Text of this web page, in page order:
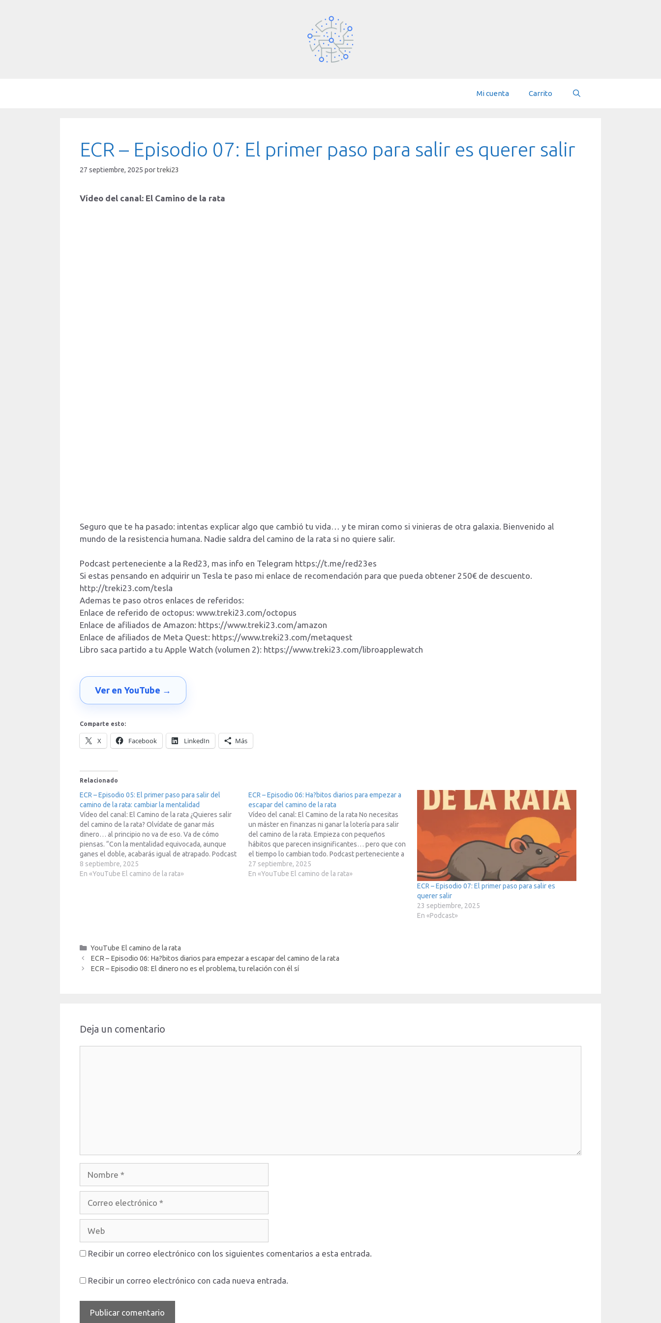
Mi cuenta Carrito
ECR – Episodio 07: El primer paso para salir es querer salir
27 septiembre, 2025 portreki23
Vídeo del canal: El Camino de la rata
Seguro que te ha pasado: intentas explicar algo que cambió tu vida… y te miran como si vinieras de otra galaxia. Bienvenido al
mundo de la resistencia humana. Nadie saldra del camino de la rata si no quiere salir.
Podcast perteneciente a la Red23, mas info en Telegram https://t.me/red23es
Si estas pensando en adquirir un Tesla te paso mi enlace de recomendación para que pueda obtener 250€ de descuento.
http://treki23.com/tesla
Ademas te paso otros enlaces de referidos:
Enlace de referido de octopus: www.treki23.com/octopus
Enlace de afiliados de Amazon: https://www.treki23.com/amazon
Enlace de afiliados de Meta Quest: https://www.treki23.com/metaquest
Libro saca partido a tu Apple Watch (volumen 2): https://www.treki23.com/libroapplewatch
Ver en YouTube →
Comparte esto:
X Facebook LinkedIn Más
Relacionado
ECR – Episodio 05: El primer paso para salir del
camino de la rata: cambiar la mentalidad
Vídeo del canal: El Camino de la rata ¿Quieres salir
del camino de la rata? Olvídate de ganar más
dinero… al principio no va de eso. Va de cómo
piensas. “Con la mentalidad equivocada, aunque
ganes el doble, acabarás igual de atrapado. Podcast
perteneciente a la Red23, mas info en…
8 septiembre, 2025
En «YouTube El camino de la rata»
ECR – Episodio 06: Ha?bitos diarios para empezar a
escapar del camino de la rata
Vídeo del canal: El Camino de la rata No necesitas
un máster en finanzas ni ganar la lotería para salir
del camino de la rata. Empieza con pequeños
hábitos que parecen insignificantes… pero que con
el tiempo lo cambian todo. Podcast perteneciente a
la Red23, mas info en Telegram
https://t.me/red23es…
27 septiembre, 2025
En «YouTube El camino de la rata»
ECR – Episodio 07: El primer paso para salir es
querer salir
23 septiembre, 2025
En «Podcast»
Categorías
YouTube El camino de la rata
ECR – Episodio 06: Ha?bitos diarios para empezar a escapar del camino de la rata
ECR – Episodio 08: El dinero no es el problema, tu relación con él sí
Deja un comentario
electrónico
Recibir un correo electrónico con los siguientes comentarios a esta entrada.
Recibir un correo electrónico con cada nueva entrada.